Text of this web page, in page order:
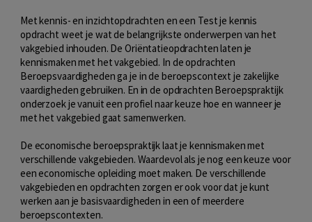
Met kennis- en inzichtopdrachten en een Test je kennis
opdracht weet je wat de belangrijkste onderwerpen van het
vakgebied inhouden. De Oriëntatieopdrachten laten je
kennismaken met het vakgebied. In de opdrachten
Beroepsvaardigheden ga je in de beroepscontext je zakelijke
vaardigheden gebruiken. En in de opdrachten Beroepspraktijk
onderzoek je vanuit een profiel naar keuze hoe en wanneer je
met het vakgebied gaat samenwerken.
De economische beroepspraktijk laat je kennismaken met
verschillende vakgebieden. Waardevol als je nog een keuze voor
een economische opleiding moet maken. De verschillende
vakgebieden en opdrachten zorgen er ook voor dat je kunt
werken aan je basisvaardigheden in een of meerdere
beroepscontexten.